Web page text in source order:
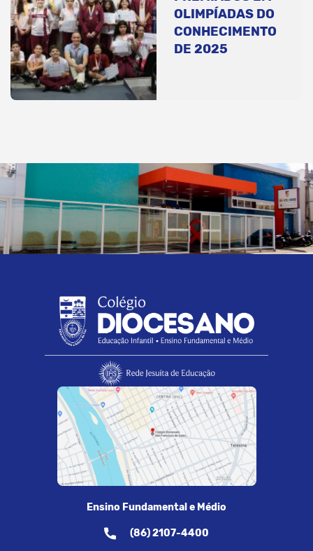
OLIMPÍADAS DO
CONHECIMENTO
DE 2025
Ensino Fundamental e Médio
(86) 2107-4400